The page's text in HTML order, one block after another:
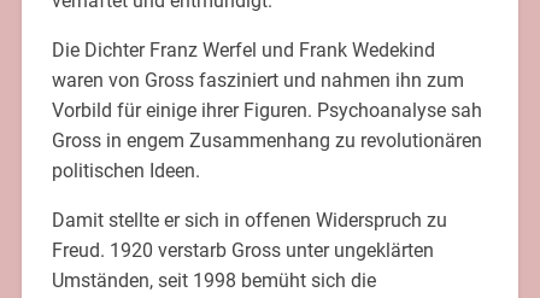
Die Dichter Franz Werfel und Frank Wedekind
waren von Gross fasziniert und nahmen ihn zum
Vorbild für einige ihrer Figuren. Psychoanalyse sah
Gross in engem Zusammenhang zu revolutionären
politischen Ideen.
Damit stellte er sich in offenen Widerspruch zu
Freud. 1920 verstarb Gross unter ungeklärten
Umständen, seit 1998 bemüht sich die